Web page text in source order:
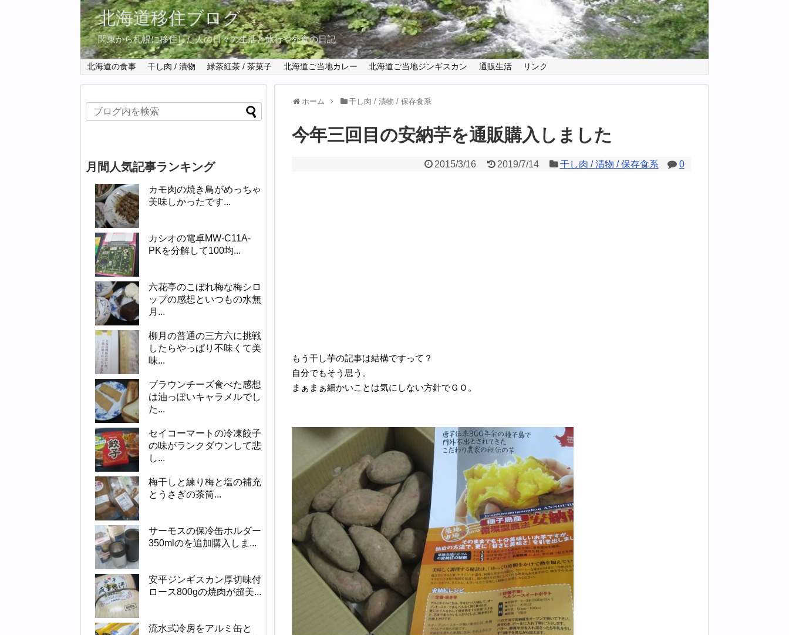
北海道移住ブログ
関東から札幌に移住した人の日々の生活と旅行や外食の日記
北海道の食事 干し肉 / 漬物 緑茶紅茶 / 茶菓子 北海道ご当地カレー 北海道ご当地ジンギスカン 通販生活 リンク
ホーム 干し肉 / 漬物 / 保存食系
今年三回目の安納芋を通販購入しました
2015/3/16 2019/7/14 干し肉 / 漬物 / 保存食系 0
もう干し芋の記事は結構ですって？
自分でもそう思う。
まぁまぁ細かいことは気にしない方針でＧＯ。
月間人気記事ランキング
カモ肉の焼き鳥がめっちゃ
美味しかったです...
カシオの電卓MW-C11A-
PKを分解して100均...
六花亭のこぼれ梅な梅シロ
ップの感想といつもの水無
月...
柳月の普通の三方六に挑戦
したらやっぱり不味くて美
味...
ブラウンチーズ食べた感想
は油っぽいキャラメルでし
た...
セイコーマートの冷凍餃子
の味がランクダウンして悲
し...
梅干しと練り梅と塩の補充
とうさぎの茶筒...
サーモスの保冷缶ホルダー
350mlのを追加購入しま...
安平ジンギスカン厚切味付
ロース800gの焼肉が超美...
流水式冷房をアルミ缶と